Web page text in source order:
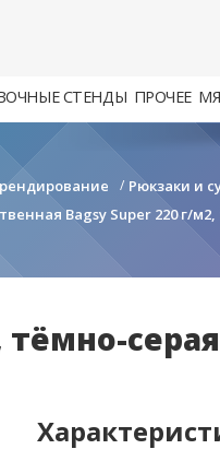
СТЕНДЫ ПРОЧЕЕ
/ Рюкзаки и
Bagsy Super 220 г/
серая